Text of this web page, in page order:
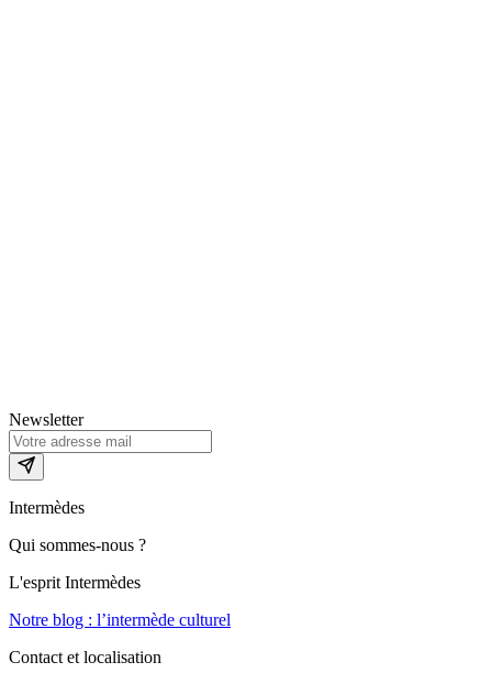
Newsletter
Intermèdes
Qui sommes-nous ?
L'esprit Intermèdes
Notre blog : l’intermède culturel
Contact et localisation